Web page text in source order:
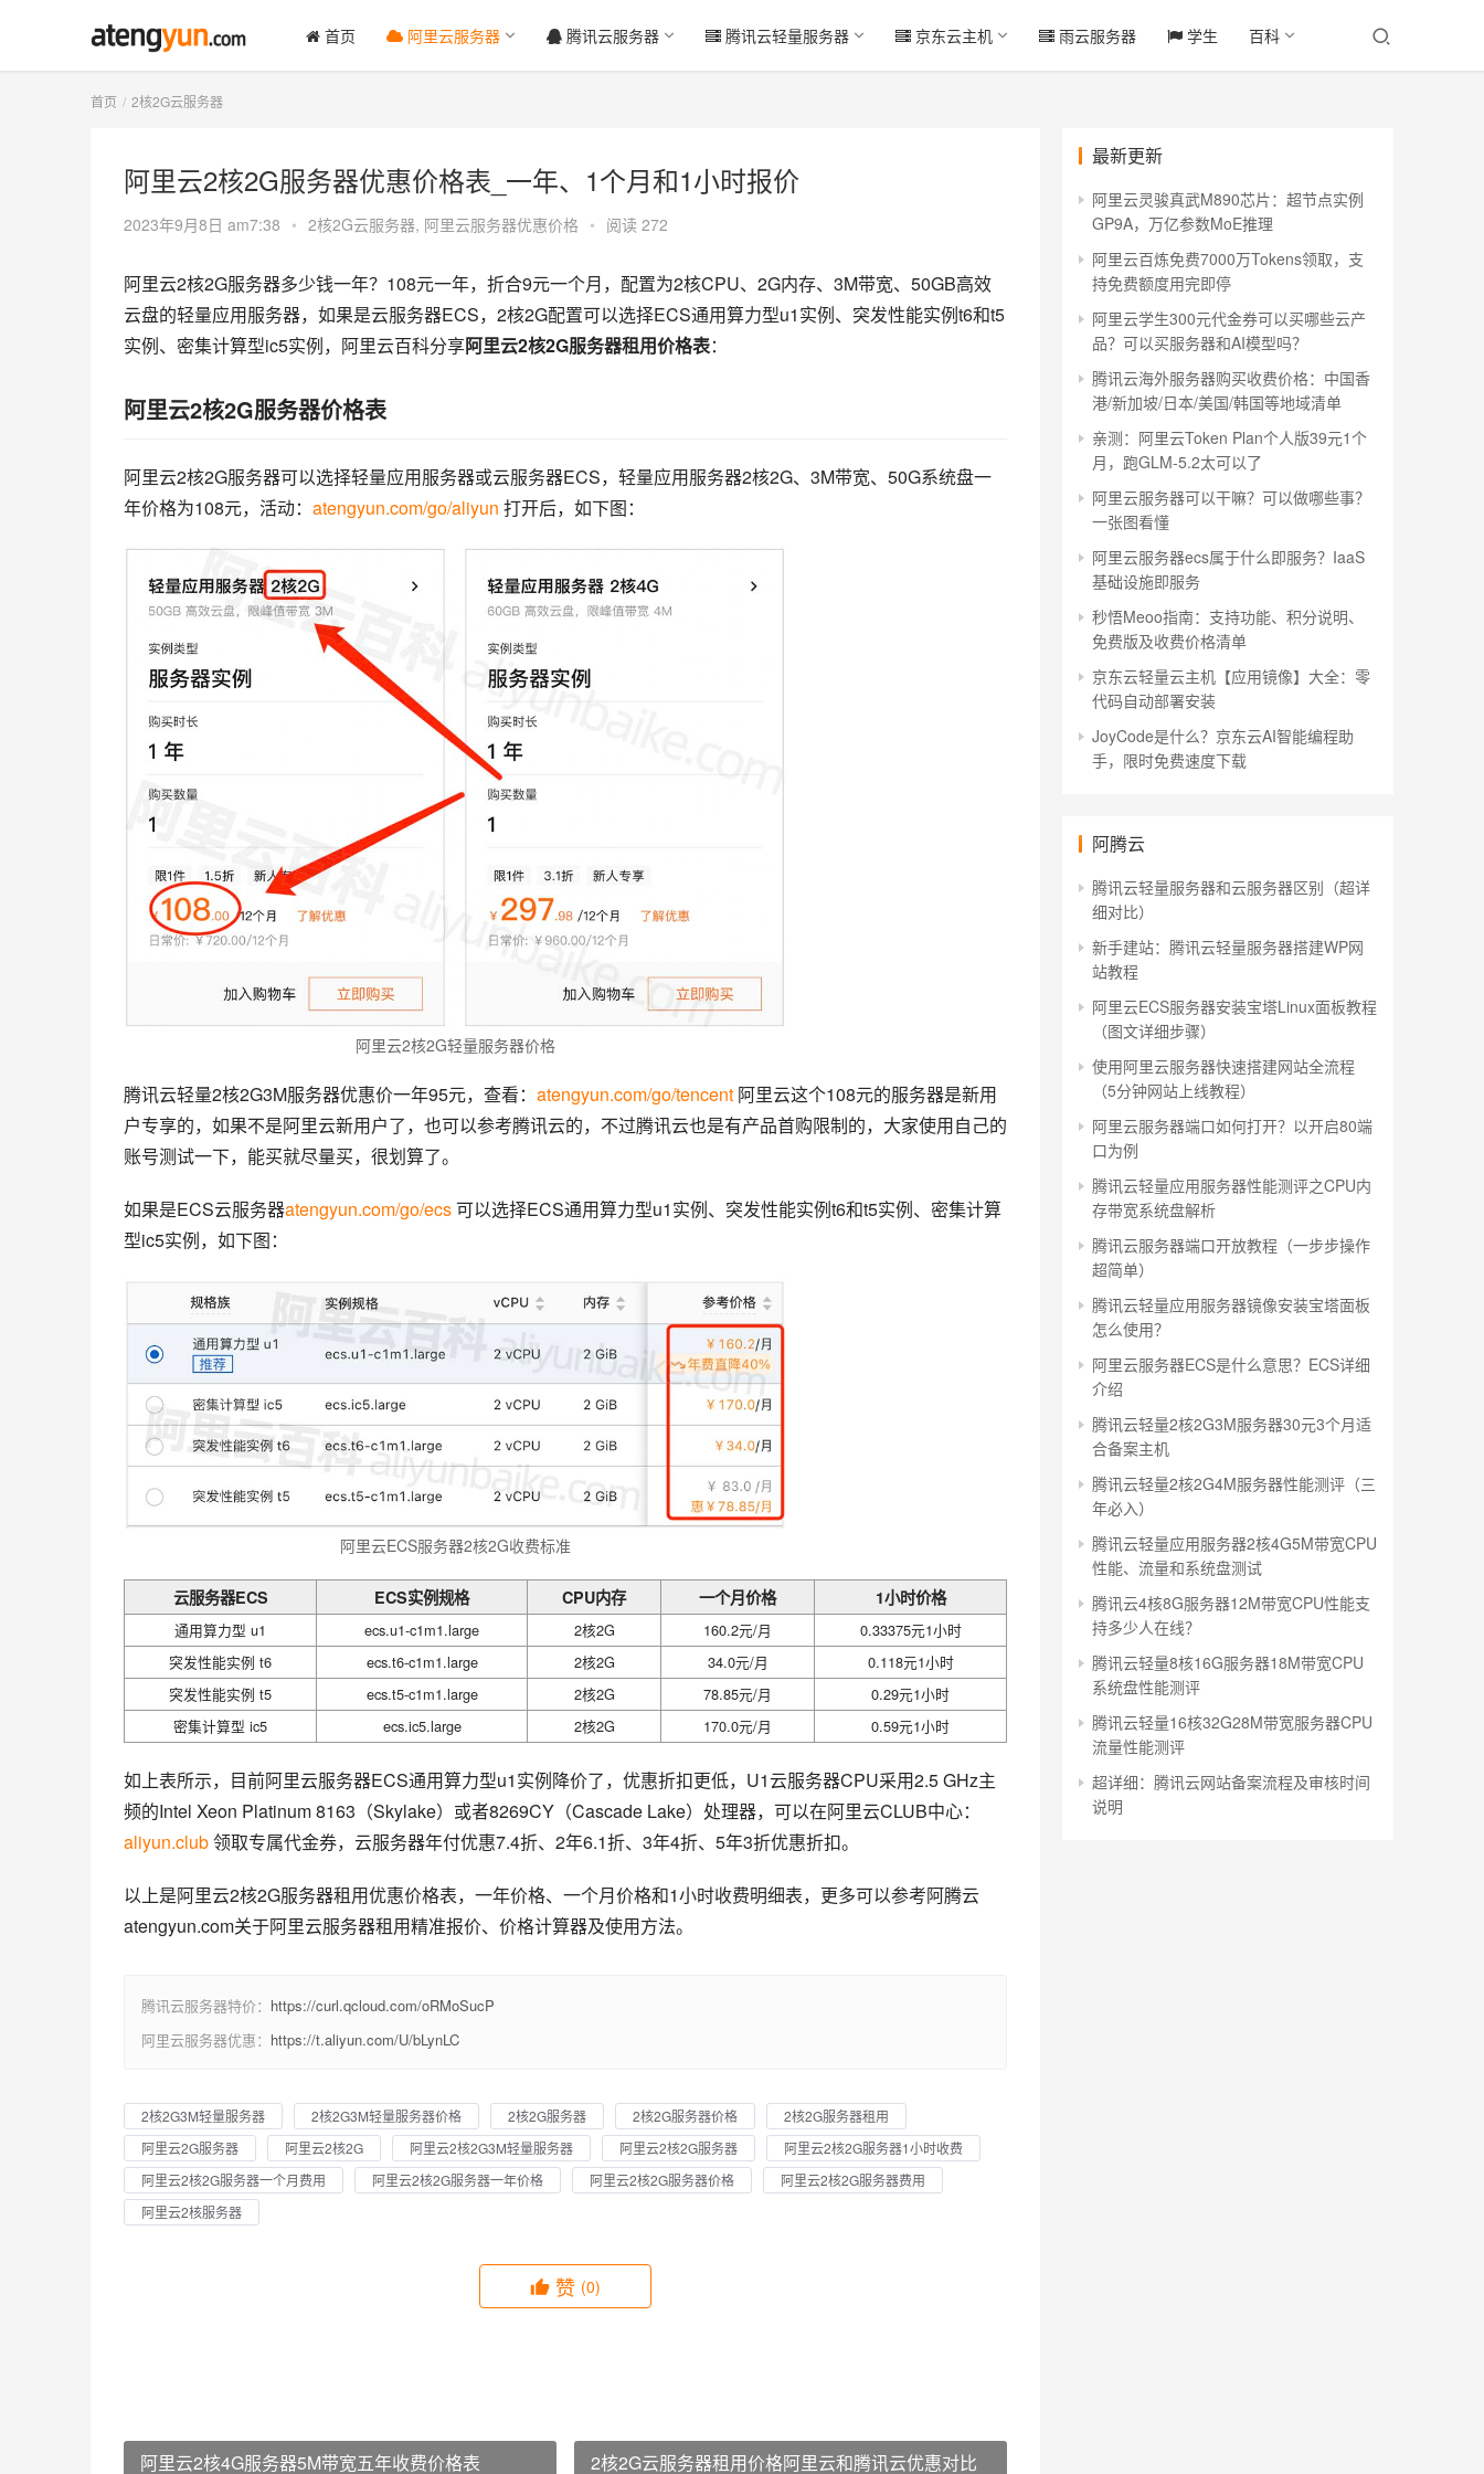
首页 阿里云服务器 腾讯云服务器 腾讯云轻量服务器 京东云主机 雨云服务器 学生 百科
首页 2核2G云服务器
阿里云2核2G服务器优惠价格表_一年、1个月和1小时报价
2023年9月8日 am7:38 • 2核2G云服务器, 阿里云服务器优惠价格 • 阅读 272
阿里云2核2G服务器多少钱一年？108元一年，折合9元一个月，配置为2核CPU、2G内存、3M带宽、50GB高效
云盘的轻量应用服务器，如果是云服务器ECS，2核2G配置可以选择ECS通用算力型u1实例、突发性能实例t6和t5
实例、密集计算型ic5实例，阿里云百科分享阿里云2核2G服务器租用价格表：
阿里云2核2G服务器价格表
阿里云2核2G服务器可以选择轻量应用服务器或云服务器ECS，轻量应用服务器2核2G、3M带宽、50G系统盘一
年价格为108元，活动： atengyun.com/go/aliyun 打开后，如下图：
阿里云2核2G轻量服务器价格
腾讯云轻量2核2G3M服务器优惠价一年95元，查看： atengyun.com/go/tencent 阿里云这个108元的服务器是新用
户专享的，如果不是阿里云新用户了，也可以参考腾讯云的，不过腾讯云也是有产品首购限制的，大家使用自己的
账号测试一下，能买就尽量买，很划算了。
如果是ECS云服务器atengyun.com/go/ecs 可以选择ECS通用算力型u1实例、突发性能实例t6和t5实例、密集计算
型ic5实例，如下图：
阿里云ECS服务器2核2G收费标准
云服务器ECS ECS实例规格 CPU内存 一个月价格 1小时价格
通用算力型 u1 ecs.u1-c1m1.large 2核2G 160.2元/月
0.33375元1小时
突发性能实例 t6
ecs.t6-c1m1.large 2核2G 34.0元/月
0.118元1小时
突发性能实例 t5
ecs.t5-c1m1.large 2核2G 78.85元/月
0.29元1小时
密集计算型 ic5
ecs.ic5.large 2核2G 170.0元/月 0.59元1小时
如上表所示，目前阿里云服务器ECS通用算力型u1实例降价了，优惠折扣更低，U1云服务器CPU采用2.5 GHz主
频的Intel Xeon Platinum 8163（Skylake）或者8269CY（Cascade Lake）处理器，可以在阿里云CLUB中心：
aliyun.club 领取专属代金券，云服务器年付优惠7.4折、2年6.1折、3年4折、5年3折优惠折扣。
以上是阿里云2核2G服务器租用优惠价格表，一年价格、一个月价格和1小时收费明细表，更多可以参考阿腾云
atengyun.com关于阿里云服务器租用精准报价、价格计算器及使用方法。
腾讯云服务器特价： https://curl.qcloud.com/oRMoSucP
阿里云服务器优惠： https://t.aliyun.com/U/bLynLC
2核2G3M轻量服务器 2核2G3M轻量服务器价格 2核2G服务器 2核2G服务器价格
2核2G服务器租用
阿里云2G服务器
阿里云2核2G 阿里云2核2G3M轻量服务器 阿里云2核2G服务器
阿里云2核2G服务器1小时收费
阿里云2核2G服务器一个月费用
阿里云2核2G服务器一年价格 阿里云2核2G服务器价格
阿里云2核2G服务器费用
阿里云2核服务器
赞 (0)
阿里云2核4G服务器5M带宽五年收费价格表 2核2G云服务器租用价格阿里云和腾讯云优惠对比
最新更新
阿里云灵骏真武M890芯片：超节点实例
GP9A，万亿参数MoE推理
阿里云百炼免费7000万Tokens领取，支
持免费额度用完即停
阿里云学生300元代金券可以买哪些云产
品？可以买服务器和AI模型吗？
腾讯云海外服务器购买收费价格：中国香
港/新加坡/日本/美国/韩国等地域清单
亲测：阿里云Token Plan个人版39元1个
月，跑GLM-5.2太可以了
阿里云服务器可以干嘛？可以做哪些事？
一张图看懂
阿里云服务器ecs属于什么即服务？IaaS
基础设施即服务
秒悟Meoo指南：支持功能、积分说明、
免费版及收费价格清单
京东云轻量云主机【应用镜像】大全：零
代码自动部署安装
JoyCode是什么？京东云AI智能编程助
手，限时免费速度下载
阿腾云
腾讯云轻量服务器和云服务器区别（超详
细对比）
新手建站：腾讯云轻量服务器搭建WP网
站教程
阿里云ECS服务器安装宝塔Linux面板教程
（图文详细步骤）
使用阿里云服务器快速搭建网站全流程
（5分钟网站上线教程）
阿里云服务器端口如何打开？以开启80端
口为例
腾讯云轻量应用服务器性能测评之CPU内
存带宽系统盘解析
腾讯云服务器端口开放教程（一步步操作
超简单）
腾讯云轻量应用服务器镜像安装宝塔面板
怎么使用？
阿里云服务器ECS是什么意思？ECS详细
介绍
腾讯云轻量2核2G3M服务器30元3个月适
合备案主机
腾讯云轻量2核2G4M服务器性能测评（三
年必入）
腾讯云轻量应用服务器2核4G5M带宽CPU
性能、流量和系统盘测试
腾讯云4核8G服务器12M带宽CPU性能支
持多少人在线？
腾讯云轻量8核16G服务器18M带宽CPU
系统盘性能测评
腾讯云轻量16核32G28M带宽服务器CPU
流量性能测评
超详细：腾讯云网站备案流程及审核时间
说明